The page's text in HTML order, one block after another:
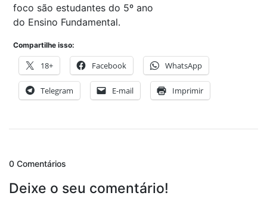
foco são estudantes do 5º ano
do Ensino Fundamental.
Compartilhe isso:
18+ Facebook WhatsApp
Telegram E-mail Imprimir
0 Comentários
Deixe o seu comentário!